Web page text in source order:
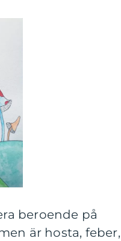
beroende på
är hosta, feber,